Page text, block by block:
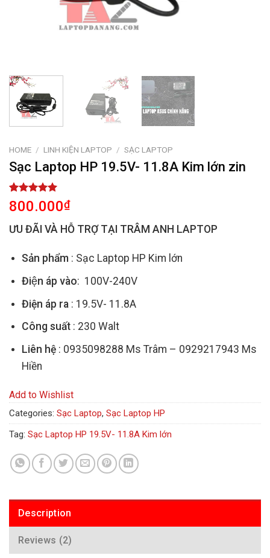
HOME / LINH KIỆN LAPTOP / SẠC LAPTOP
Sạc Laptop HP 19.5V- 11.8A Kim lớn zin
Rated
5.00
out of 5
based on
2
customer
800.000₫
ƯU ĐÃI VÀ HỖ TRỢ TẠI TRÂM ANH LAPTOP
Sản phẩm : Sạc Laptop HP Kim lớn
Điện áp vào: 100V-240V
Điện áp ra: 19.5V- 11.8A
Công suất: 230 Walt
Liên hệ: 0935098288 Ms Trâm – 0929217943 Ms
Hiền
Add to Wishlist
Categories: Sạc Laptop, Sạc Laptop HP
Tag: Sạc Laptop HP 19.5V- 11.8A Kim lớn
Description
Reviews (2)